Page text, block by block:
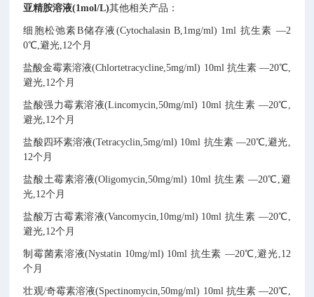
亚精胺溶液(1mol/L)其他相关产品：
细胞松弛素B储存液(Cytochalasin B,1mg/ml) 1ml 抗生素 —2
0℃,避光,12个月
盐酸金霉素溶液(Chlortetracycline,5mg/ml) 10ml 抗生素 —20℃,
避光,12个月
盐酸强力霉素溶液(Lincomycin,50mg/ml) 10ml 抗生素 —20℃,
避光,12个月
盐酸四环素溶液(Tetracyclin,5mg/ml) 10ml 抗生素 —20℃,避光,
12个月
盐酸土霉素溶液(Oligomycin,50mg/ml) 10ml 抗生素 —20℃,避
光,12个月
盐酸万古霉素溶液(Vancomycin,10mg/ml) 10ml 抗生素 —20℃,
避光,12个月
制霉菌素溶液(Nystatin 10mg/ml) 10ml 抗生素 —20℃,避光,12
个月
壮观/奇霉素溶液(Spectinomycin,50mg/ml) 10ml 抗生素 —20℃,